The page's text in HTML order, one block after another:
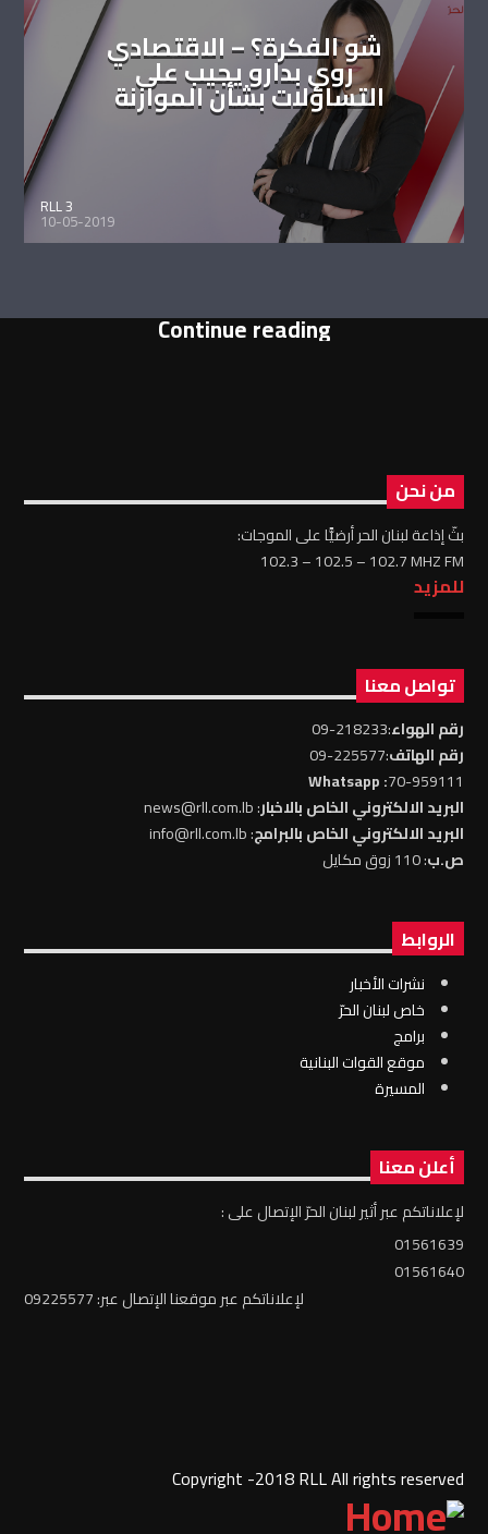
شو الفكرة؟ – الاقتصادي
روي بدارو يجيب على
التساؤلات بشأن الموازنة
RLL 3
10-05-2019
Continue reading
من نحن
بثّ إذاعة لبنان الحر أرضيًّا على الموجات:
102.3 – 102.5 – 102.7 MHZ FM
للمزيد
تواصل معنا
رقم الهواء:218233-09
رقم الهاتف:225577-09
70-959111
: Whatsapp
البريد الالكتروني الخاص بالاخبار: news@rll.com.lb
البريد الالكتروني الخاص بالبرامج: info@rll.com.lb
ص.ب: 110 زوق مكايل
الروابط
نشرات الأخبار
خاص لبنان الحرّ
برامج
موقع القوات البنانية
المسيرة
أعلن معنا
لإعلاناتكم عبر أثير لبنان الحرّ الإتصال على :
01561639
01561640
لإعلاناتكم عبر موقعنا الإتصال عبر: 09225577
Copyright -2018 RLL All rights reserved